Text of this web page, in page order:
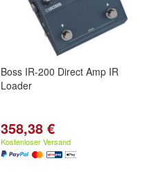
Boss IR-200 Direct Amp IR
Loader
358,38 €
Kostenloser Versand